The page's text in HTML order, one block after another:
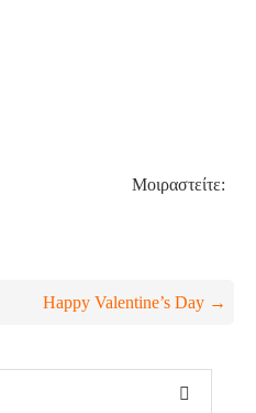
Μοιραστείτε:
Happy Valentine’s Day →